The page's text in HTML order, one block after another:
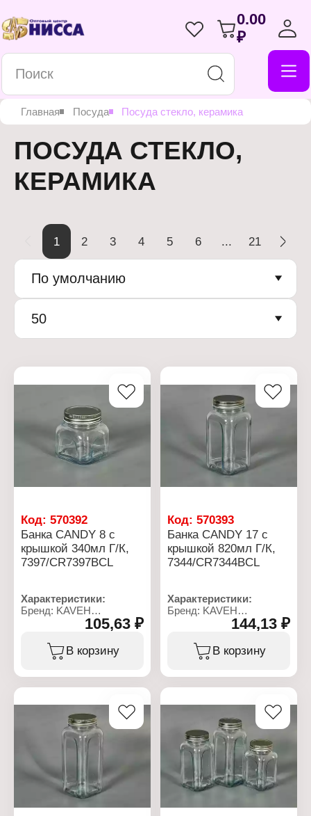
0.00
₽
Главная Посуда Посуда стекло, керамика
ПОСУДА СТЕКЛО,
КЕРАМИКА
1 2 3 4 5 6 ... 21
По умолчанию
50
Код: 570392
Банка CANDY 8 с
крышкой 340мл Г/К,
7397/CR7397BCL
Характеристики:
Бренд: KAVEH
Серия: Candy
Тип товара: Банка
крышкой
Объем: 340 мл
Материал: нержавеющая
сталь, стекло
Размер: 8,4х8,4х9 см
Диаметр горлышка: 6 см
Цвет: прозрачный
Декор: без рисунка
Тип крышки: винтовая
крышка
105,63 ₽
В корзину
Код:570393
Банка CANDY 17 с
крышкой 820мл Г/К,
7344/CR7344BCL
Характеристики:
Бренд: KAVEH
Серия: Candy
Тип товара: Банка
крышкой
Объем: 820 мл
Материал: нержавеющая
сталь, стекло
Размер: 8,5х8,5х17 см
Диаметр горлышка: 6 см
Цвет: прозрачный
Декор: без рисунка
крышка
144,13 ₽
В корзину